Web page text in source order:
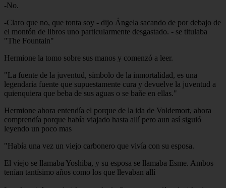
-No.
-Claro que no, que tonta soy - dijo Ángela sacando de por debajo de
el montón de libros uno particularmente desgastado. - se titulaba
"The Fountain"
Hermione la tomo sobre sus manos y comenzó a leer.
"La fuente de la juventud, símbolo de la inmortalidad, es una
legendaria fuente que supuestamente cura y devuelve la juventud a
quienquiera que beba de sus aguas o se bañe en ellas."
Hermione ahora entendía el porque de la ida de Voldemort, ahora
comprendía porque había viajado hasta allí pero aun así siguió
leyendo un poco mas
"Había una vez un viejo carbonero que vivía con su esposa.
El viejo se llamaba Yoshiba, y su esposa se llamaba Esme. Ambos
tenían tantísimo años como los que llevaban allí